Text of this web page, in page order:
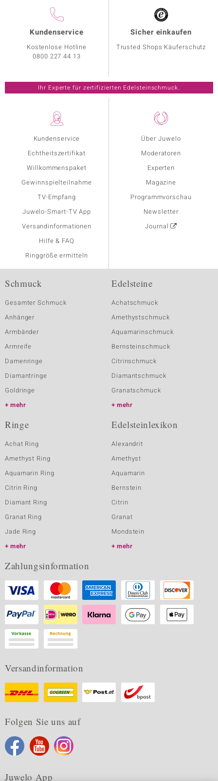
Kundenservice
Echtheitszertifikat
Willkommenspaket
Gewinnspielteilnahme
TV-Empfang
Juwelo-Smart-TV App
Versandinformationen
Hilfe & FAQ
Ringgröße ermitteln
Über Juwelo
Moderatoren
Experten
Magazine
Programmvorschau
Newsletter
Journal
Kundenservice
Kostenlose Hotline
0800 227 44 13
Sicher einkaufen
Trusted Shops Käuferschutz
Ihr Experte für zertifizierten Edelsteinschmuck.
Schmuck
Gesamter Schmuck
Anhänger
Armbänder
Armreife
Damenringe
Diamantringe
Goldringe
mehr
Edelsteine
Achatschmuck
Amethystschmuck
Aquamarinschmuck
Bernsteinschmuck
Citrinschmuck
Diamantschmuck
Granatschmuck
mehr
Ringe
Achat Ring
Amethyst Ring
Aquamarin Ring
Citrin Ring
Diamant Ring
Granat Ring
Jade Ring
mehr
Edelsteinlexikon
Alexandrit
Amethyst
Aquamarin
Bernstein
Citrin
Granat
Mondstein
mehr
Zahlungsinformation
Versandinformation
Folgen Sie uns auf
Juwelo App